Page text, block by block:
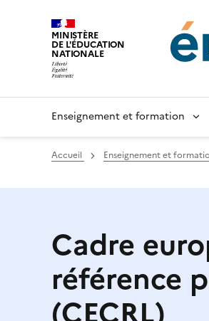
MINISTÈRE
DE L'ÉDUCATION
NATIONALE
Enseignement et formation
Accueil Enseignement et
Cadre
référence